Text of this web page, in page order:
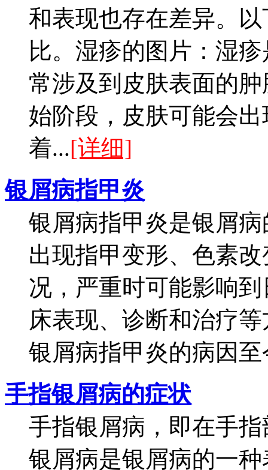
和表现也存在差异。
比。湿疹的图片：湿
常涉及到皮肤表面的
始阶段，皮肤可能会
着...[详细]
银屑病指甲炎
银屑病指甲炎是银屑
出现指甲变形、色素
况，严重时可能影响
床表现、诊断和治疗
银屑病指甲炎的病因
手指银屑病的症状
手指银屑病，即在手
银屑病是银屑病的一